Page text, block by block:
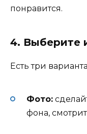
понравится.
4. Выберите
Есть три
Фото:
фона,